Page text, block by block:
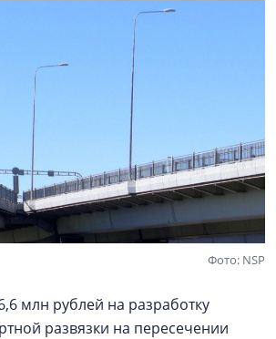
Фото: NSP
млн рублей на разработку
развязки на пересечении